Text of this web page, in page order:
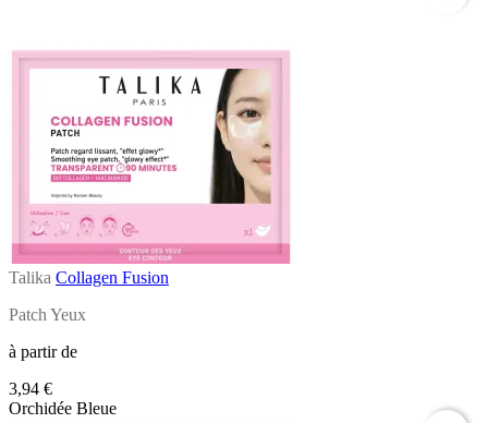
Talika Collagen Fusion
Patch Yeux
à partir de
3,94 €
Orchidée Bleue